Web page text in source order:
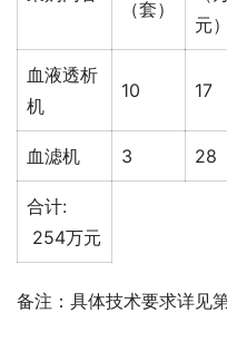
（套）
元）
血液透析
机
10 17
血滤机 3 28
合计:
254万元
备注：具体技术要求详见